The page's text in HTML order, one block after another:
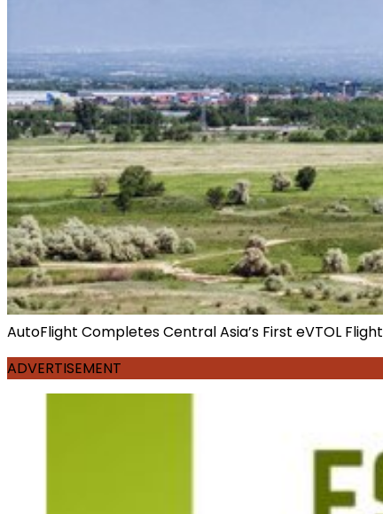
AutoFlight Completes Central Asia’s First eVTOL Flight
ADVERTISEMENT